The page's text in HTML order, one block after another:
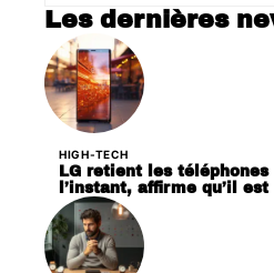
Les dernières
HIGH-TECH
LG retient les
l’instant, affirme qu’il